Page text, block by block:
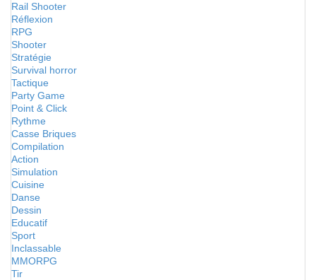
Rail Shooter
Réflexion
RPG
Shooter
Stratégie
Survival horror
Tactique
Party Game
Point & Click
Rythme
Casse Briques
Compilation
Action
Simulation
Cuisine
Danse
Dessin
Educatif
Sport
Inclassable
MMORPG
Tir